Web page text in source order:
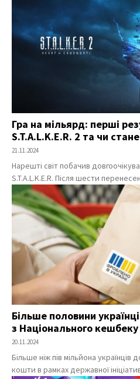
Гра на мільярд: перші
S.T.A.L.K.E.R. 2 та чи
21.11.2024
Нарешті світ побачив
S.T.A.L.K.E.R. Після шести
Більше половини
з Національного кешбеку
20.11.2024
Більше ніж пів мільйона українців
кошти в рамках державної